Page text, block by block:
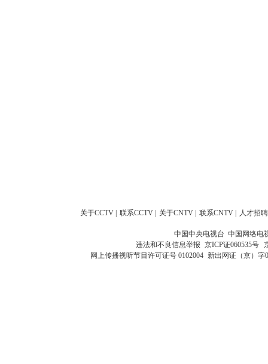
关于CCTV 联系CCTV 关于CNTV 联系CNTV 人才招聘
中国中央电视台 中国网络电
违法和不良信息举报 京ICP证060535号
网上传播视听节目许可证号 0102004 新出网证（京）